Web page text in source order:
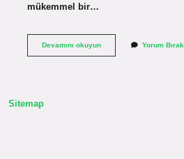
mükemmel bir…
Devamını okuyunOyalı
Yorum Bırak
Sitemap